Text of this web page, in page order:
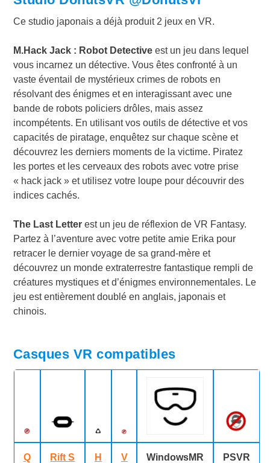
Ce studio japonais a déjà produit 2 jeux en VR.
M.Hack Jack : Robot Detectiveest un jeu dans lequel
vous incarnez un détective. Vous êtes confronté à un
vaste éventail de mystérieux crimes de robots en
résolvant des énigmes et en interagissant avec une
bande de robots policiers drôles, mais assez
incompétents. En utilisant vos outils de détective et vos
capacités de piratage, enquêtez sur chaque scène et
découvrez les derniers moments de la victime. Piratez
les portes et les cerveaux des robots avec votre prise
« hack jack » et utilisez votre loupe pour découvrir des
indices cachés.
The Last Letterest un jeu de réflexion de VR Fantasy.
Partez à l’aventure avec votre petite amie Erika pour
retracer le dernier voyage de sa grand-mère et
découvrez un monde extraterrestre fantastique rempli de
créatures mystiques et d’énigmes environnementales. Le
jeu est entièrement doublé en anglais, japonais et
chinois.
Casques VR compatibles
Q Rift S H V WindowsMR PSVR